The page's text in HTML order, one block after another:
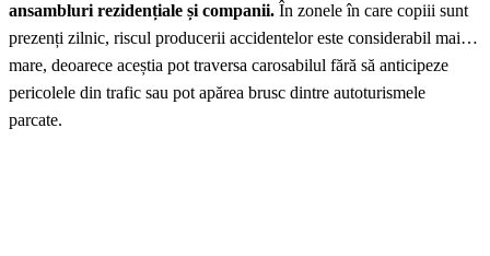
ansambluri rezidențiale și companii. În zonele în care copiii sunt
prezenți zilnic, riscul producerii accidentelor este considerabil mai
mare, deoarece aceștia pot traversa carosabilul fără să anticipeze
pericolele din trafic sau pot apărea brusc dintre autoturismele
parcate.